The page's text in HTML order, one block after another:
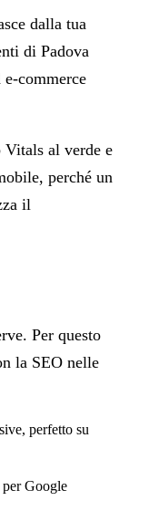
dalla tua
di Padova
commerce
al verde e
perché un
il
Per questo
la SEO nelle
perfetto su
Google